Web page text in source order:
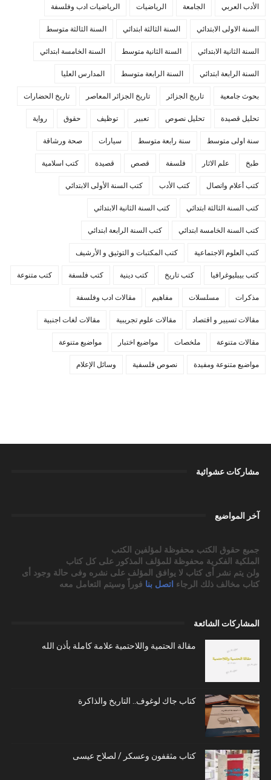
الأدب العربي الجامعة الرياضيات الرياضيات ادب وفلسفة
السنة الاولى الابتدائي السنة الثالثة ابتدائي السنة الثالثة متوسط
السنة الثانية الابتدائي السنة الثانية متوسط السنة الخامسة ابتدائي
السنة الرابعة ابتدائي السنة الرابعة متوسط المدارس العليا
بحوث جامعية تاريخ الجزائر تاريخ الجزائر المعاصر تاريخ الحضارات
تحليل قصيدة تحليل نصوص تعبير توظيف حقوق رواية
سنة اولى متوسط سنة رابعة متوسط سيارات صحة ورشاقة
طبخ علم الاثار فلسفة قصص قصيدة كتب اسلامية
كتب أعلام واتصال كتب الأدب كتب السنة الأولى الابتدائي
كتب السنة الثالثة ابتدائي كتب السنة الثانية الابتدائي
كتب السنة الخامسة ابتدائي كتب السنة الرابعة ابتدائي
كتب العلوم الاجتماعية كتب المكتبات و التوثيق و الأرشيف
كتب بيبليوغرافيا كتب تاريخ كتب دينية كتب فلسفة كتب متنوعة
مذكرات مسلسلات مفاهيم مقالات ادب وفلسفة
مقالات تسيير و اقتصاد مقالات علوم تجريبية مقالات لغات اجنبية
مقالات متنوعة ملخصات مواضيع اختبار مواضيع متنوعة
مواضيع متنوعة ومفيدة نصوص فلسفية وسائل الإعلام
مشاركات عشوائية
آخر المواضيع
جميع حقوق الكتب محفوظة لمؤلفين الكتب
الملكية الفكرية محفوظة للمؤلف المذكور على كل كتاب
ولن يتم نشر أى كتاب لا يوافق المؤلف على نشره وفى حالة وجود أى
كتاب مخالف ذلك الرجاء اتصل بنا فوراً وسيتم التعامل معه
المشاركات الشائعة
مقالة الحتمية واللاحتمية علامة كاملة بأذن الله
كتاب جاك لوغوف.. التاريخ والذاكرة
كتاب مثقفون وعسكر / لصلاح عيسى